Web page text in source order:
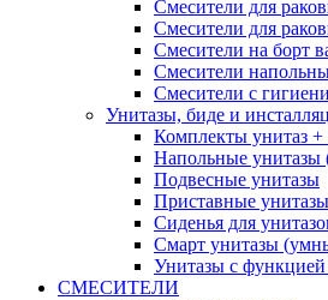
Смесители для
Смесители для
Смесители на борт
Смесители
Смесители с
Унитазы, биде и
Комплекты унитаз +
Напольные унитазы
Подвесные унитазы
Приставные унитазы
Сиденья для
Смарт унитазы
Унитазы с функцией
СМЕСИТЕЛИ